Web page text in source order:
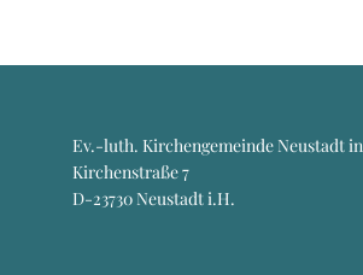
Ev.-luth. Kirchengemeinde Neustadt
Kirchenstraße 7
D-23730 Neustadt i.H.